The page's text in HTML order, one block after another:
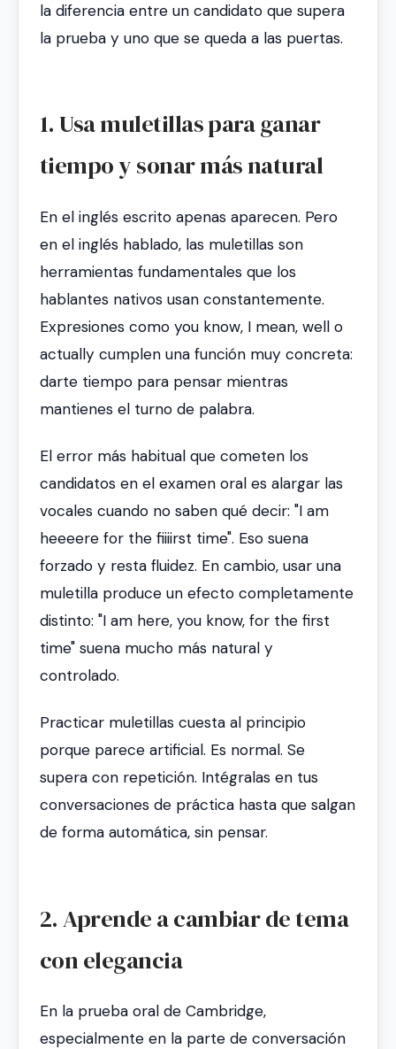
la diferencia entre un candidato que supera
la prueba y uno que se queda a las puertas.
1. Usa muletillas para ganar
tiempo y sonar más natural
En el inglés escrito apenas aparecen. Pero
en el inglés hablado, las muletillas son
herramientas fundamentales que los
hablantes nativos usan constantemente.
Expresiones como you know, I mean, well o
actually cumplen una función muy concreta:
darte tiempo para pensar mientras
mantienes el turno de palabra.
El error más habitual que cometen los
candidatos en el examen oral es alargar las
vocales cuando no saben qué decir: "I am
heeeere for the fiiiirst time". Eso suena
forzado y resta fluidez. En cambio, usar una
muletilla produce un efecto completamente
distinto: "I am here, you know, for the first
time" suena mucho más natural y
controlado.
Practicar muletillas cuesta al principio
porque parece artificial. Es normal. Se
supera con repetición. Intégralas en tus
conversaciones de práctica hasta que salgan
de forma automática, sin pensar.
2. Aprende a cambiar de tema
con elegancia
En la prueba oral de Cambridge,
especialmente en la parte de conversación